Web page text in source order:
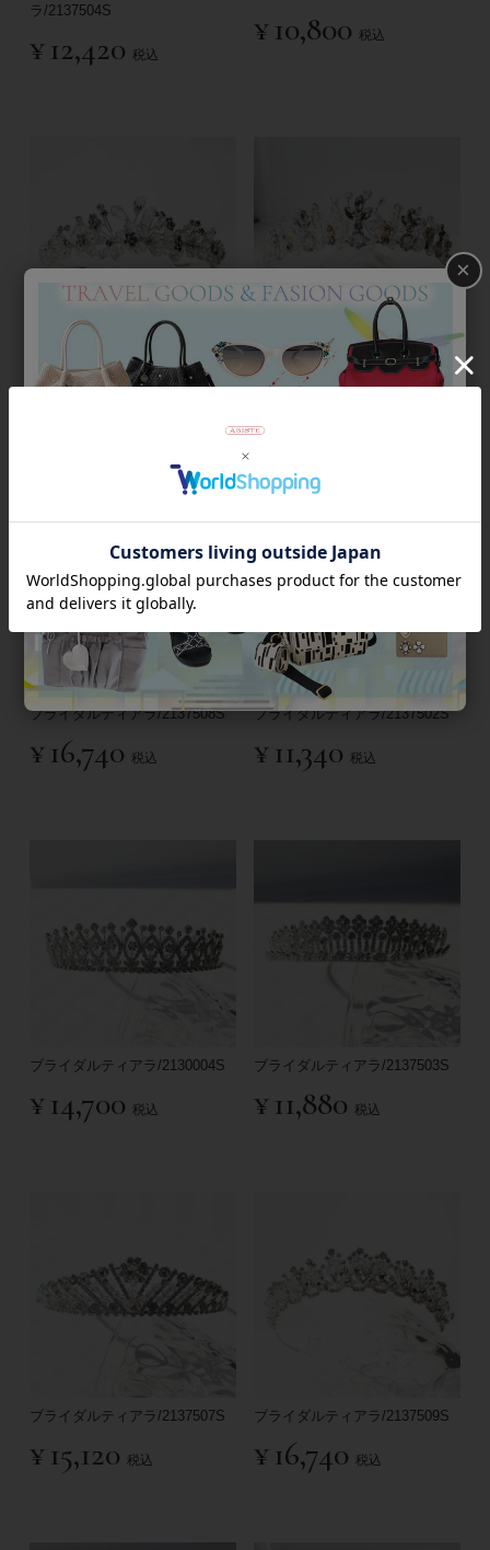
ラ/2137504S
¥ 12,420 税込
¥ 10,800 税込
ブライダルティアラ/2137505S
¥12,960
ブライダルティアラ/2137506S
¥13,500
ブライダルティアラ/2137508S
¥ 16,740 税込
ブライダルティアラ/2137502S
¥ 11,340 税込
ブライダルティアラ/2130004S
¥ 14,700 税込
ブライダルティアラ/2137503S
¥ 11,880 税込
ブライダルティアラ/2137507S
¥ 15,120 税込
ブライダルティアラ/2137509S
¥ 16,740 税込
×